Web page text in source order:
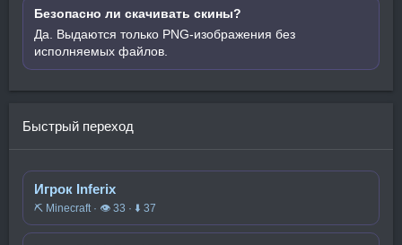
Безопасно ли скачивать скины?
Да. Выдаются только PNG-изображения без
исполняемых файлов.
Быстрый переход
Игрок Inferix
⛏️ Minecraft · 👁 33 · ⬇ 37